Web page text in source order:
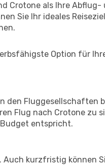
Crotone als Ihre
Sie Ihr ideales
Option für
den Fluggesellschaften
Flug nach Crotone zu
Budget entspricht.
kurzfristig können